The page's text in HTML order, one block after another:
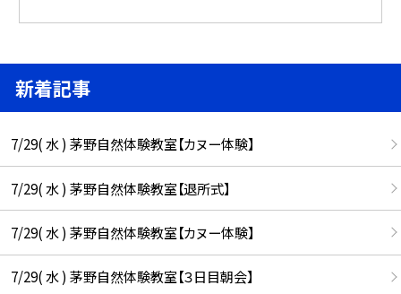
新着記事
7/29( 水 ) 茅野自然体験教室【カヌー体験】
7/29( 水 ) 茅野自然体験教室【退所式】
7/29( 水 ) 茅野自然体験教室【カヌー体験】
7/29( 水 ) 茅野自然体験教室【３日目朝会】